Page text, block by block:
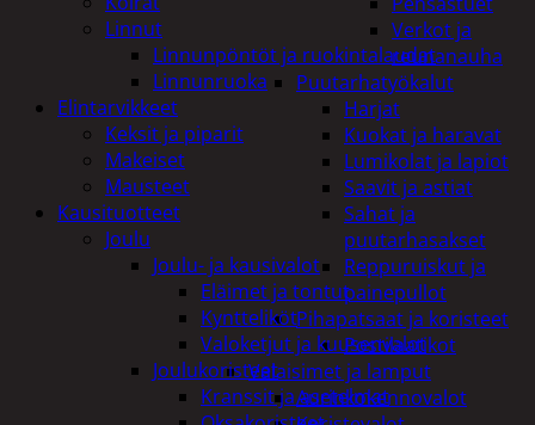
Verkot ja
reunanauha
Puutarhatyökalut
Harjat
Kuokat ja haravat
Lumikolat ja lapiot
Saavit ja astiat
Sahat ja
puutarhasakset
Reppuruiskut ja
painepullot
Pihapatsaat ja koristeet
Postilaatikot
Valaisimet ja lamput
Aurinkokennovalot
Linnut
Linnunpöntöt ja ruokintalaudat
Linnunruoka
Elintarvikkeet
Keksit ja piparit
Makeiset
Mausteet
Kausituotteet
Joulu
Joulu- ja kausivalot
Eläimet ja tontut
Kyntteliköt
Valoketjut ja kuusenvalot
Joulukoristeet
Kranssit ja asetelmat